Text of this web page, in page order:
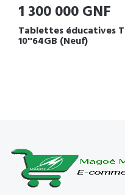
1 300 000 GNF
Tablettes éducatives
10''64GB (Neuf)